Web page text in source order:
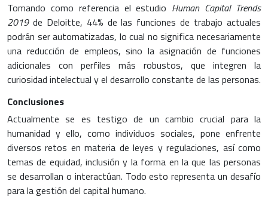
Tomando como referencia el estudio Human Capital Trends
2019de Deloitte, 44% de las funciones de trabajo actuales
podrán ser automatizadas, lo cual no significa necesariamente
una reducción de empleos, sino la asignación de funciones
adicionales con perfiles más robustos, que integren la
curiosidad intelectual y el desarrollo constante de las personas.
Conclusiones
Actualmente se es testigo de un cambio crucial para la
humanidad y ello, como individuos sociales, pone enfrente
diversos retos en materia de leyes y regulaciones, así como
temas de equidad, inclusión y la forma en la que las personas
se desarrollan o interactúan. Todo esto representa un desafío
para la gestión del capital humano.